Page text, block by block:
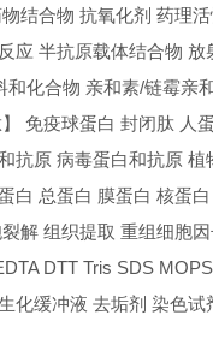
结合物 抗氧化剂 药理
应 半抗原载体结合物 放
和化合物 亲和素/链霉亲
】 免疫球蛋白 封闭肽 人
抗原 病毒蛋白和抗原 植
白 总蛋白 膜蛋白 核蛋
解 组织提取 重组细胞
DTT Tris SDS
化缓冲液 去垢剂 染色试